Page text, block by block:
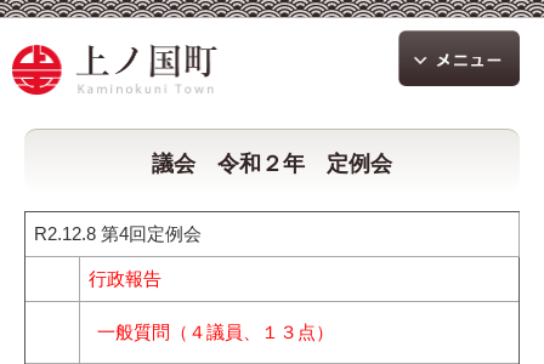
議会 令和２年 定例会
R2.12.8 第4回定例会
行政報告
一般質問（４議員、１３点）